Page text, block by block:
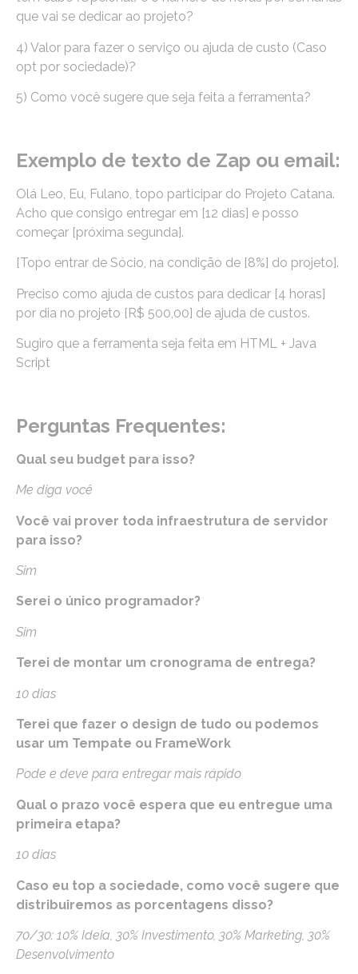
que vai se dedicar ao projeto?
4) Valor para fazer o serviço ou ajuda de custo (Caso
opt por sociedade)?
5) Como você sugere que seja feita a ferramenta?
Exemplo de texto de Zap ou email:
Olá Leo, Eu, Fulano, topo participar do Projeto Catana.
Acho que consigo entregar em [12 dias] e posso
começar [próxima segunda].
[Topo entrar de Sócio, na condição de [8%] do projeto].
Preciso como ajuda de custos para dedicar [4 horas]
por dia no projeto [R$ 500,00] de ajuda de custos.
Sugiro que a ferramenta seja feita em HTML + Java
Script
Perguntas Frequentes:
Qual seu budget para isso?
Me diga você
Você vai prover toda infraestrutura de servidor
para isso?
Sim
Serei o único programador?
Sim
Terei de montar um cronograma de entrega?
10 dias
Terei que fazer o design de tudo ou podemos
usar um Tempate ou FrameWork
Pode e deve para entregar mais rápido
Qual o prazo você espera que eu entregue uma
primeira etapa?
10 dias
Caso eu top a sociedade, como você sugere que
distribuiremos as porcentagens disso?
70/30: 10% Ideia, 30% Investimento, 30% Marketing, 30%
Desenvolvimento